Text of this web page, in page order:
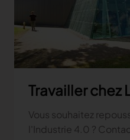
Travailler chez
Vous souhaitez
l'Industrie 4.0 ?